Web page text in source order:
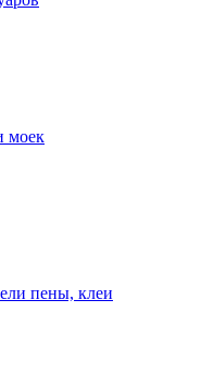
моек
пены, клеи